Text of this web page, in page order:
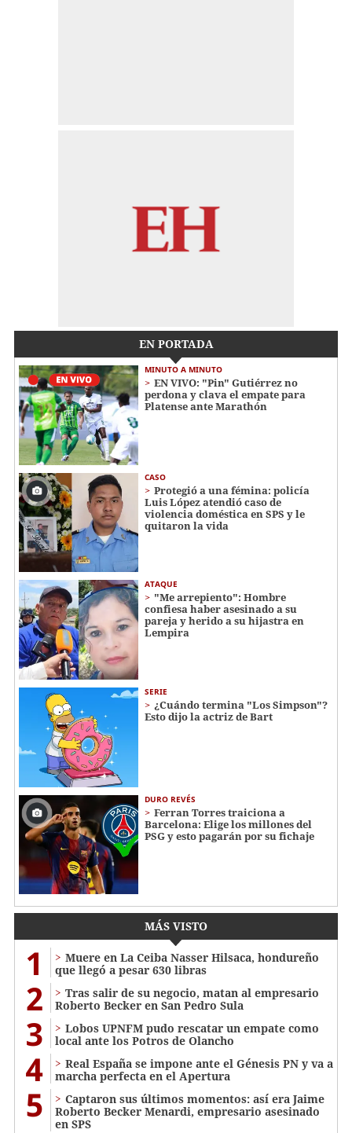
EN PORTADA
MINUTO A MINUTO
EN VIVO: "Pin" Gutiérrez no
perdona y clava el empate para
Platense ante Marathón
CASO
Protegió a una fémina: policía
Luis López atendió caso de
violencia doméstica en SPS y le
quitaron la vida
ATAQUE
"Me arrepiento": Hombre
confiesa haber asesinado a su
pareja y herido a su hijastra en
Lempira
SERIE
¿Cuándo termina "Los Simpson"?
Esto dijo la actriz de Bart
DURO REVÉS
Ferran Torres traiciona a
Barcelona: Elige los millones del
PSG y esto pagarán por su fichaje
MÁS VISTO
1
Muere en La Ceiba Nasser Hilsaca, hondureño
que llegó a pesar 630 libras
2
Tras salir de su negocio, matan al empresario
Roberto Becker en San Pedro Sula
3
Lobos UPNFM pudo rescatar un empate como
local ante los Potros de Olancho
4
Real España se impone ante el Génesis PN y va a
marcha perfecta en el Apertura
5
Captaron sus últimos momentos: así era Jaime
Roberto Becker Menardi​​​, empresario asesinado
en SPS